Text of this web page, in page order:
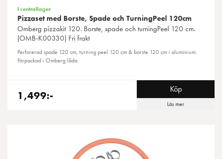
I centrallager
Pizzaset med Borste, Spade och TurningPeel 120cm
Omberg pizzakit 120. Borste, spade och turningPeel 120 cm.
(OMB-K00330) Fri frakt
Perforerad spade 120 cm, turning peel 120 cm & borste 120 cm i aluminium.
Förpackad i Omberg låda.
1,499:- Köp
Läs mer